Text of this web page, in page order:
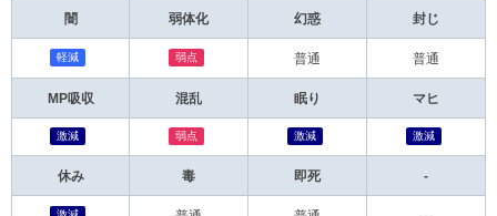
闇 弱体化 幻惑 封じ
軽減 弱点 普通 普通
MP吸収 混乱 眠り マヒ
激減 弱点 激減 激減
休み 毒 即死 -